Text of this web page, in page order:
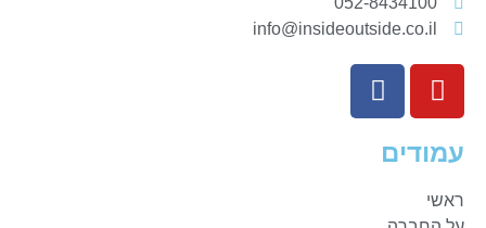
info@insideoutside.co.il
עמודים
ראשי